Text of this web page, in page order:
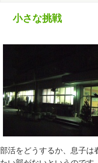
小さな挑戦
部活をどうするか、息子は